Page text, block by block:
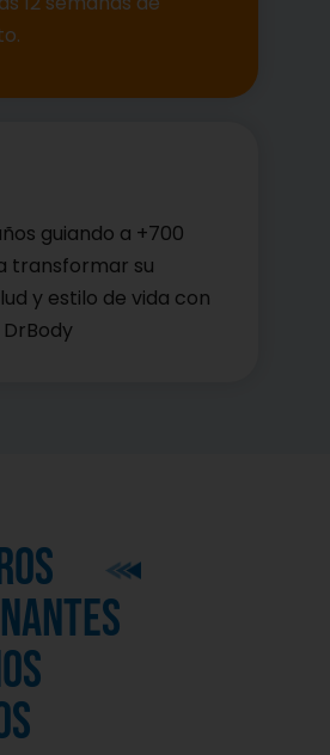
guiando a +700
transformar su
y estilo de vida con